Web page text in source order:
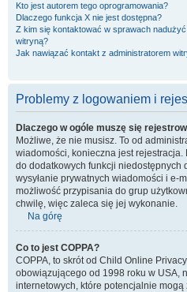
Kto jest autorem tego oprogramowania?
Dlaczego funkcja X nie jest dostępna?
Z kim się kontaktować w sprawach
witryną?
Jak nawiązać kontakt z administratorem
Problemy z logowaniem i
Dlaczego w ogóle muszę się
Możliwe, że nie musisz. To od
wiadomości, konieczna jest
do dodatkowych funkcji niedostępnych
wysyłanie prywatnych wiadomości i e-
możliwość przypisania do grup
chwilę, więc zaleca się jej wykonanie.
Na górę
Co to jest COPPA?
COPPA, to skrót od Child Online
obowiązującego od 1998 roku w USA,
internetowych, które potencjalnie